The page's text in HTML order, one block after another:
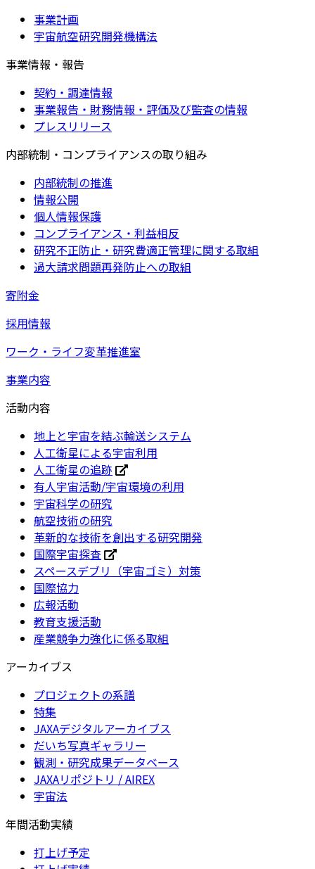
事業計画
宇宙航空研究開発機構法
事業情報・報告
契約・調達情報
事業報告・財務情報・評価及び監査の情報
プレスリリース
内部統制・コンプライアンスの取り組み
内部統制の推進
情報公開
個人情報保護
コンプライアンス・利益相反
研究不正防止・研究費適正管理に関する取組
過大請求問題再発防止への取組
寄附金
採用情報
ワーク・ライフ変革推進室
事業内容
活動内容
地上と宇宙を結ぶ輸送システム
人工衛星による宇宙利用
人工衛星の追跡
有人宇宙活動/宇宙環境の利用
宇宙科学の研究
航空技術の研究
革新的な技術を創出する研究開発
国際宇宙探査
スペースデブリ（宇宙ゴミ）対策
国際協力
広報活動
教育支援活動
産業競争力強化に係る取組
アーカイブス
プロジェクトの系譜
特集
JAXAデジタルアーカイブス
だいち写真ギャラリー
観測・研究成果データベース
JAXAリポジトリ / AIREX
宇宙法
年間活動実績
打上げ予定